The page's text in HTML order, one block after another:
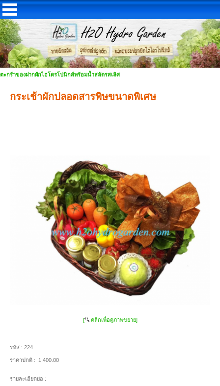
ตะกร้าของฝากผักไฮโดรโปนิกส์พร้อมน้ำสลัดรสเลิศ
กระเช้าผักปลอดสารพิษขนาดพิเศษ
[ คลิกเพื่อดูภาพขยาย]
รหัส : 224
ราคาปกติ : 1,400.00
รายละเอียดย่อ :